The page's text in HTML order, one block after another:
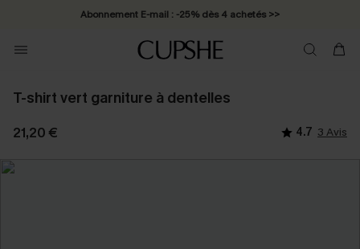
Abonnement E-mail : -25% dès 4 achetés >>
T-shirt vert garniture à dentelles
21,20 € 4.7 3 Avis